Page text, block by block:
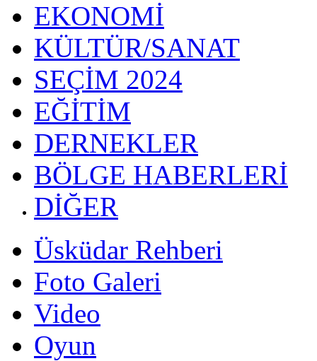
EKONOMİ
KÜLTÜR/SANAT
SEÇİM 2024
EĞİTİM
DERNEKLER
BÖLGE HABERLERİ
DİĞER
Üsküdar Rehberi
Foto Galeri
Video
Oyun